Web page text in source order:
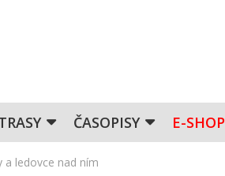
ČASOPISY E-SHOP
a ledovce nad ním